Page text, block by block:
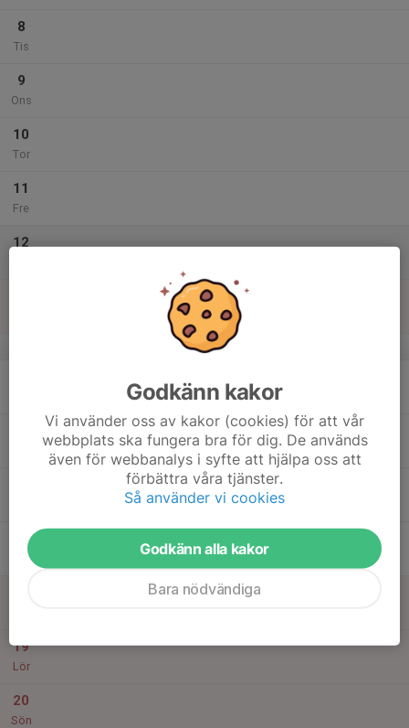
8
Tis
9
Ons
10
Tor
11
Fre
12
v.16
17
Tor
19
Lör
20
Sön
Godkänn kakor
Vi använder oss av kakor (cookies) för att vår
webbplats ska fungera bra för dig. De används
även för webbanalys i syfte att hjälpa oss att
förbättra våra tjänster.
Så använder vi cookies
Godkänn alla kakor
Bara nödvändiga